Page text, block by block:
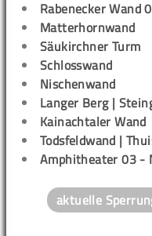
Rabenecker Wand
Matterhornwand
Säukirchner Turm
Schlosswand
Nischenwand
Langer Berg |
Kainachtaler Wand
Todsfeldwand |
Amphitheater 03 -
aktuelle